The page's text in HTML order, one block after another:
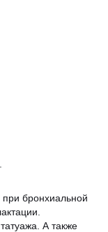
бронхиальной
А также